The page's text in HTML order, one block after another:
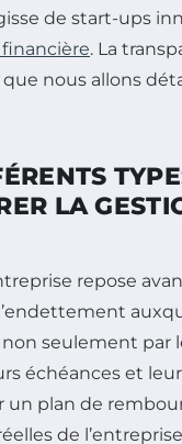
de start-ups
. La
nous allons
LA
repose
seulement par
échéances et
plan de
de